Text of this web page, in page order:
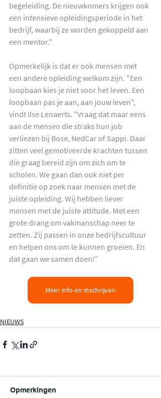
begeleiding. De nieuwkomers krijgen ook
een intensieve opleidingsperiode in het
bedrijf, waarbij ze worden gekoppeld aan
een mentor."
Opmerkelijk is dat er ook mensen met
een andere opleiding welkom zijn. "Een
loopbaan kies je niet voor het leven. Een
loopbaan pas je aan, aan jouw leven",
vindt Ilse Lenaerts. "Vraag dat maar eens
aan de mensen die straks hun job
verliezen bij Bose, NedCar of Sappi. Daar
zitten veel gemotiveerde krachten tussen
die graag bereid zijn om zich om te
scholen. We gaan dan ook niet per
definitie op zoek naar mensen met de
juiste opleiding. Wij hebben liever
mensen met de juiste attitude. Met een
grote drang om vakmanschap neer te
zetten. Zij passen in onze bedrijfscultuur
en helpen ons om te kunnen groeien. En
dat gaan we samen doen!”
Meer info en inschrijven
NIEUWS
Opmerkingen